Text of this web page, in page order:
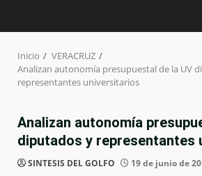
Inicio
VERACRUZ
Analizan autonomía presupuestal de la UV
representantes universitarios
Analizan autonomía
diputados y representantes
SINTESIS DEL GOLFO 19 de junio de